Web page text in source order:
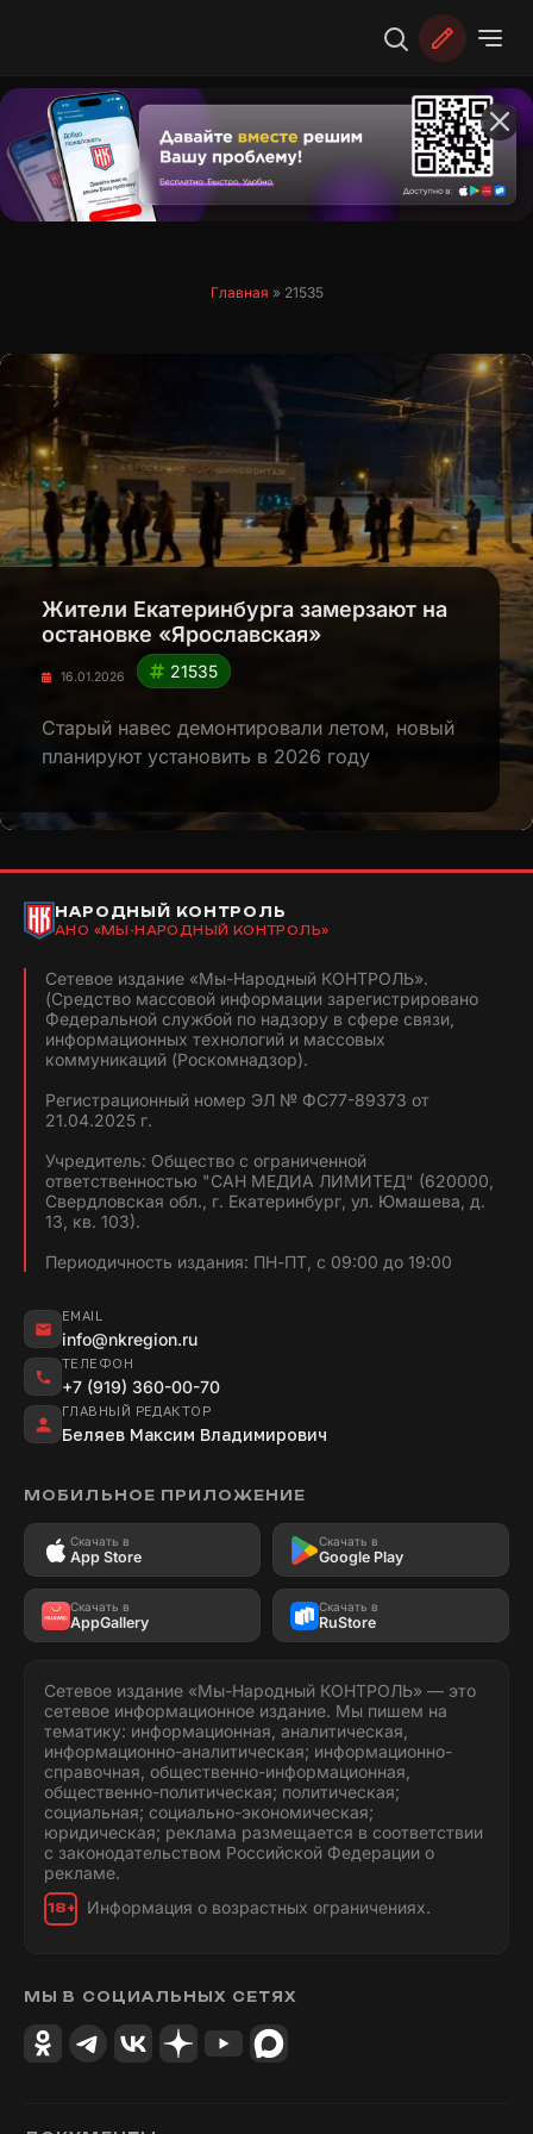
Главная » 21535
Жители Екатеринбурга замерзают на
остановке «Ярославская»
16.01.2026 21535
Старый навес демонтировали летом, новый
планируют установить в 2026 году
НАРОДНЫЙ КОНТРОЛЬ
АНО «МЫ-НАРОДНЫЙ КОНТРОЛЬ»
Сетевое издание «Мы-Народный КОНТРОЛЬ».
(Средство массовой информации зарегистрировано
Федеральной службой по надзору в сфере связи,
информационных технологий и массовых
коммуникаций (Роскомнадзор).
Регистрационный номер ЭЛ № ФС77-89373 от
21.04.2025 г.
Учредитель: Общество с ограниченной
ответственностью "САН МЕДИА ЛИМИТЕД" (620000,
Свердловская обл., г. Екатеринбург, ул. Юмашева, д.
13, кв. 103).
Периодичность издания: ПН-ПТ, с 09:00 до 19:00
EMAIL
info@nkregion.ru
ТЕЛЕФОН
+7 (919) 360-00-70
ГЛАВНЫЙ РЕДАКТОР
Беляев Максим Владимирович
МОБИЛЬНОЕ ПРИЛОЖЕНИЕ
Скачать в
App Store
Скачать в
Google Play
Скачать в
AppGallery
Скачать в
RuStore
Сетевое издание «Мы-Народный КОНТРОЛЬ» — это
сетевое информационное издание. Мы пишем на
тематику: информационная, аналитическая,
информационно-аналитическая; информационно-
справочная, общественно-информационная,
общественно-политическая; политическая;
социальная; социально-экономическая;
юридическая; реклама размещается в соответствии
с законодательством Российской Федерации о
рекламе.
18+ Информация о возрастных ограничениях.
МЫ В СОЦИАЛЬНЫХ СЕТЯХ